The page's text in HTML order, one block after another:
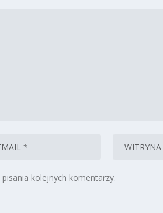
kolejnych komentarzy.